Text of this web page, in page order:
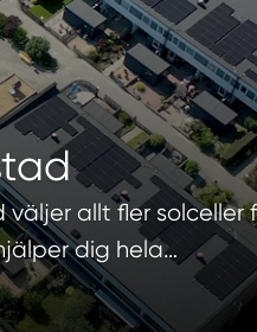
väljer allt fler solceller
dig hela…